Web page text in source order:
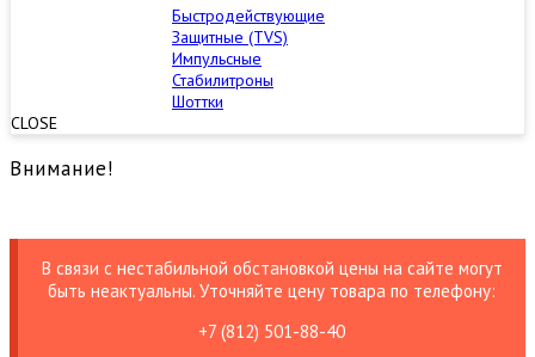
Быстродействующие
Защитные (TVS)
Импульсные
Стабилитроны
Шоттки
CLOSE
Внимание!
В связи с нестабильной обстановкой цены на сайте могут
быть неактуальны. Уточняйте цену товара по телефону:
+7 (812) 501-88-40